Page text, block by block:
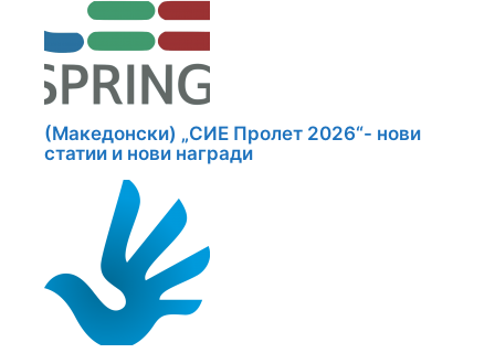
(Македонски) „СИЕ Пролет 2026“- нови
статии и нови награди